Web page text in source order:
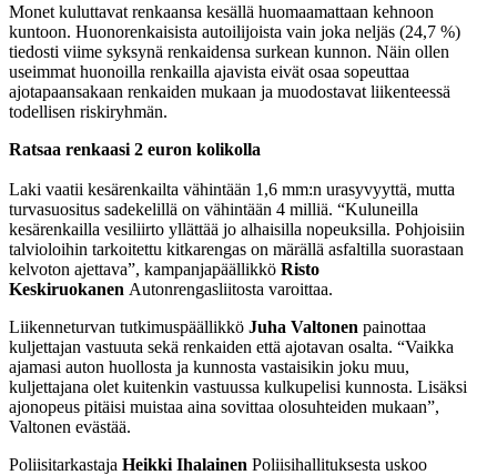
Monet kuluttavat renkaansa kesällä huomaamattaan kehnoon
kuntoon. Huonorenkaisista autoilijoista vain joka neljäs (24,7 %)
tiedosti viime syksynä renkaidensa surkean kunnon. Näin ollen
useimmat huonoilla renkailla ajavista eivät osaa sopeuttaa
ajotapaansakaan renkaiden mukaan ja muodostavat liikenteessä
todellisen riskiryhmän.
Ratsaa renkaasi 2 euron kolikolla
Laki vaatii kesärenkailta vähintään 1,6 mm:n urasyvyyttä, mutta
turvasuositus sadekelillä on vähintään 4 milliä. “Kuluneilla
kesärenkailla vesiliirto yllättää jo alhaisilla nopeuksilla. Pohjoisiin
talvioloihin tarkoitettu kitkarengas on märällä asfaltilla suorastaan
kelvoton ajettava”, kampanjapäällikkö Risto
Keskiruokanen Autonrengasliitosta varoittaa.
Liikenneturvan tutkimuspäällikkö Juha Valtonen painottaa
kuljettajan vastuuta sekä renkaiden että ajotavan osalta. “Vaikka
ajamasi auton huollosta ja kunnosta vastaisikin joku muu,
kuljettajana olet kuitenkin vastuussa kulkupelisi kunnosta. Lisäksi
ajonopeus pitäisi muistaa aina sovittaa olosuhteiden mukaan”,
Valtonen evästää.
Poliisitarkastaja Heikki Ihalainen Poliisihallituksesta uskoo